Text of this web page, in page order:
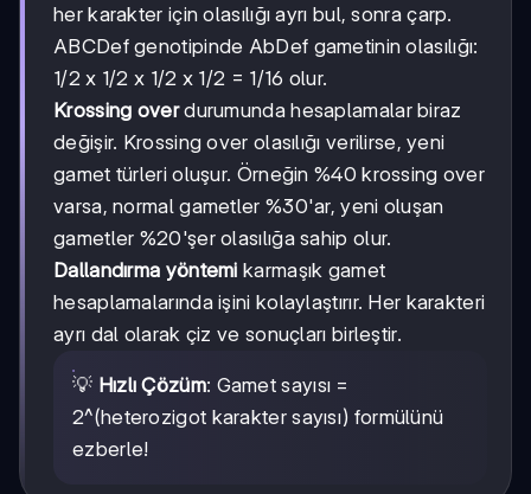
her karakter için olasılığı ayrı bul, sonra çarp.
ABCDef genotipinde AbDef gametinin olasılığı:
1/2 x 1/2 x 1/2 x 1/2 = 1/16 olur.
Krossing overdurumunda hesaplamalar biraz
değişir. Krossing over olasılığı verilirse, yeni
gamet türleri oluşur. Örneğin %40 krossing over
varsa, normal gametler %30'ar, yeni oluşan
gametler %20'şer olasılığa sahip olur.
Dallandırma yöntemi karmaşık gamet
hesaplamalarında işini kolaylaştırır. Her karakteri
ayrı dal olarak çiz ve sonuçları birleştir.
💡 Hızlı Çözüm: Gamet sayısı =
2^(heterozigot karakter sayısı) formülünü
ezberle!